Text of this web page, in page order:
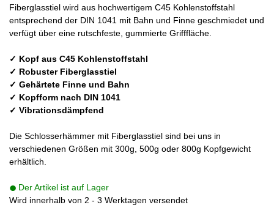
Fiberglasstiel wird aus hochwertigem C45 Kohlenstoffstahl
entsprechend der DIN 1041 mit Bahn und Finne geschmiedet und
verfügt über eine rutschfeste, gummierte Grifffläche.
✓ Kopf aus C45 Kohlenstoffstahl
✓ Robuster Fiberglasstiel
✓ Gehärtete Finne und Bahn
✓ Kopfform nach DIN 1041
✓ Vibrationsdämpfend
Die Schlosserhämmer mit Fiberglasstiel sind bei uns in
verschiedenen Größen mit 300g, 500g oder 800g Kopfgewicht
erhältlich.
Der Artikel ist auf Lager
Wird innerhalb von 2 - 3 Werktagen versendet